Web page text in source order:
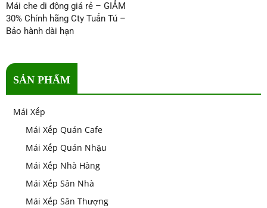
Mái che di động giá rẻ – GIẢM
30% Chính hãng Cty Tuấn Tú –
Bảo hành dài hạn
SẢN PHẨM
Mái Xếp
Mái Xếp Quán Cafe
Mái Xếp Quán Nhậu
Mái Xếp Nhà Hàng
Mái Xếp Sân Nhà
Mái Xếp Sân Thượng